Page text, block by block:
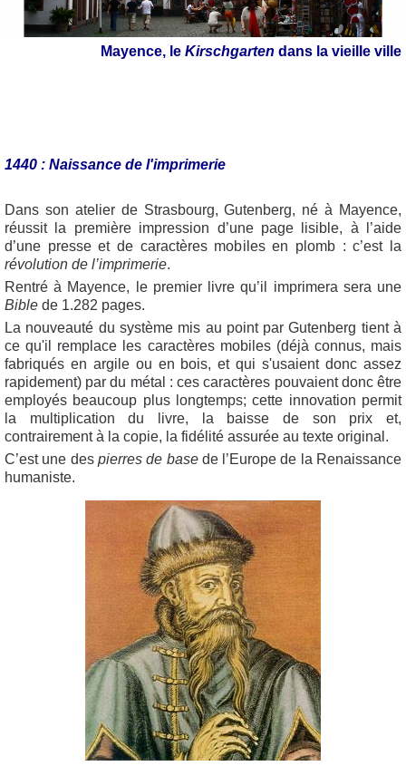
Mayence, le Kirschgarten dans la vieille ville
1440 : Naissance de l'imprimerie
Dans son atelier de Strasbourg, Gutenberg, né à Mayence,
réussit la première impression d’une page lisible, à l’aide
d’une presse et de caractères mobiles en plomb : c’est la
révolution de l’imprimerie.
Rentré à Mayence, le premier livre qu’il imprimera sera une
Bible de 1.282 pages.
La nouveauté du système mis au point par Gutenberg tient à
ce qu'il remplace les caractères mobiles (déjà connus, mais
fabriqués en argile ou en bois, et qui s'usaient donc assez
rapidement) par du métal : ces caractères pouvaient donc être
employés beaucoup plus longtemps; cette innovation permit
la multiplication du livre, la baisse de son prix et,
contrairement à la copie, la fidélité assurée au texte original.
C’est une des pierres de basede l’Europe de la Renaissance
humaniste.